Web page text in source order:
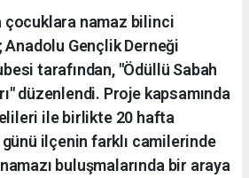
çocuklara namaz bilinci
Anadolu Gençlik Derneği
tarafından, "Ödüllü Sabah
düzenlendi. Proje kapsamında
ile birlikte 20 hafta
ilçenin farklı camilerinde
buluşmalarında bir araya